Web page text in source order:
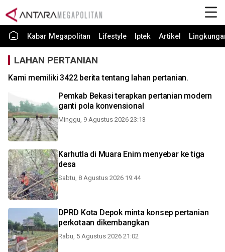
Kabar Megapolitan Lifestyle Iptek Artikel
LAHAN PERTANIAN
Kami memiliki 3422 berita tentang lahan pertanian.
Pemkab Bekasi terapkan pertanian modern
ganti pola konvensional
Minggu, 9 Agustus 2026 23:13
Karhutla di Muara Enim menyebar ke tiga
desa
Sabtu, 8 Agustus 2026 19:44
DPRD Kota Depok minta konsep pertanian
perkotaan dikembangkan
Rabu, 5 Agustus 2026 21:02